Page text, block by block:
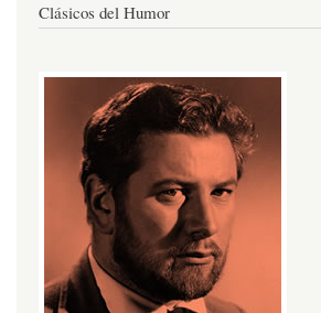
Clásicos del Humor